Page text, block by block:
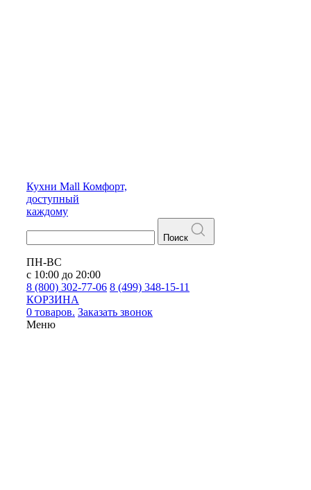
Кухни Mall Комфорт,
доступный
каждому
Поиск
ПН-ВС
с 10:00 до 20:00
8 (800) 302-77-06 8 (499) 348-15-11
КОРЗИНА
0 товаров. Заказать звонок
Меню